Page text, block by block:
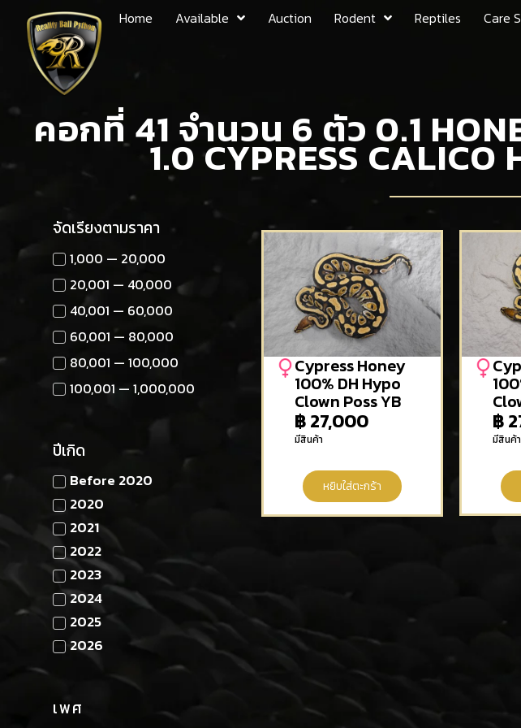
Home Available Auction Rodent Reptiles Care
คอกที่ 41 จำนวน 6 ตัว 0.1
1.0 CYPRESS
จัดเรียงตามราคา
1,000 — 20,000
20,001 — 40,000
40,001 — 60,000
60,001 — 80,000
80,001 — 100,000
100,001 — 1,000,000
ปีเกิด
Before 2020
2020
2021
2022
2023
2024
2025
2026
เพศ
Cypress Honey
100% DH Hypo
Clown Poss YB
฿27,000
มีสินค้า
หยิบใส่ตะกร้า
฿
มีสินค้า